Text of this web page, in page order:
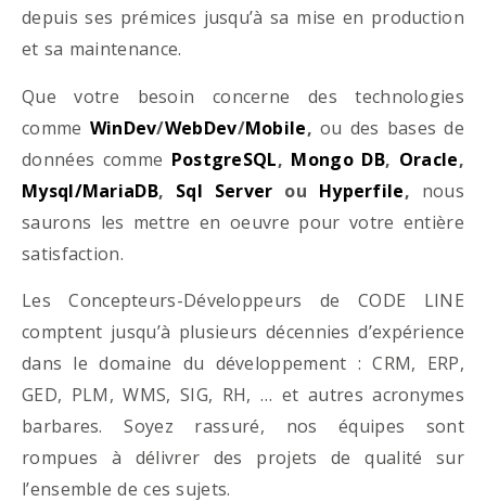
depuis ses prémices jusqu’à sa mise en production
et sa maintenance.
Que votre besoin concerne des technologies
comme WinDev/WebDev/Mobile, ou des bases de
données comme PostgreSQL, Mongo DB, Oracle,
Mysql/MariaDB, Sql Server ou Hyperfile, nous
saurons les mettre en oeuvre pour votre entière
satisfaction.
Les Concepteurs-Développeurs de CODE LINE
comptent jusqu’à plusieurs décennies d’expérience
dans le domaine du développement : CRM, ERP,
GED, PLM, WMS, SIG, RH, … et autres acronymes
barbares. Soyez rassuré, nos équipes sont
rompues à délivrer des projets de qualité sur
l’ensemble de ces sujets.